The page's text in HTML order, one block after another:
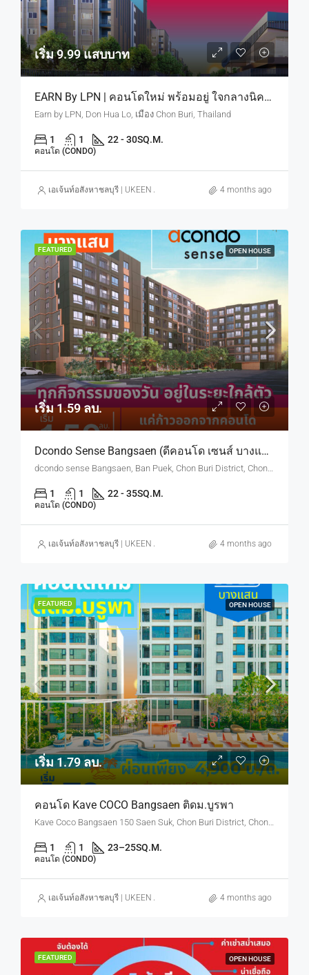
เริ่ม 9.99 แสบบาท
EARN By LPN | คอนโดใหม่ พร้อมอยู่ ใจกลางนิคมอมตะ ดีมานด์คนทำงานนิคม มีจริงตลอดปี เริ่ม 9.9 แสบบาท
Earn by LPN, Don Hua Lo, เมือง Chon Buri, Thailand
1 1 22 - 30SQ.M.
คอนโด (CONDO)
เอเจ้นท์อสังหาชลบุรี | UKEEN ASSET CO., LTD. 4 months ago
FEATURED OPEN HOUSE
เริ่ม 1.59 ลบ.
Dcondo Sense Bangsaen (ดีคอนโด เซนส์ บางแสน) ทำเลใกล้ ม.บูรพา
dcondo sense Bangsaen, Ban Puek, Chon Buri District, Chon Buri, Thailand
1 1 22 - 35SQ.M.
คอนโด (CONDO)
เอเจ้นท์อสังหาชลบุรี | UKEEN ASSET CO., LTD. 4 months ago
FEATURED OPEN HOUSE
เริ่ม 1.79 ลบ.
คอนโด Kave COCO Bangsaen ติดม.บูรพา
Kave Coco Bangsaen 150 Saen Suk, Chon Buri District, Chon Buri, Thailand
1 1 23–25SQ.M.
คอนโด (CONDO)
เอเจ้นท์อสังหาชลบุรี | UKEEN ASSET CO., LTD. 4 months ago
FEATURED OPEN HOUSE